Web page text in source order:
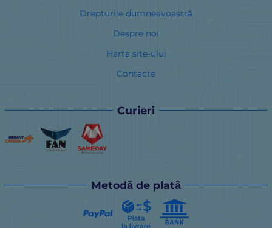
Drepturile dumneavoastră
Despre noi
Harta site-ului
Contacte
Curieri
Metodă de plată